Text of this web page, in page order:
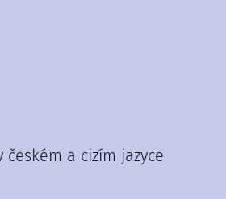
českém a cizím jazyce